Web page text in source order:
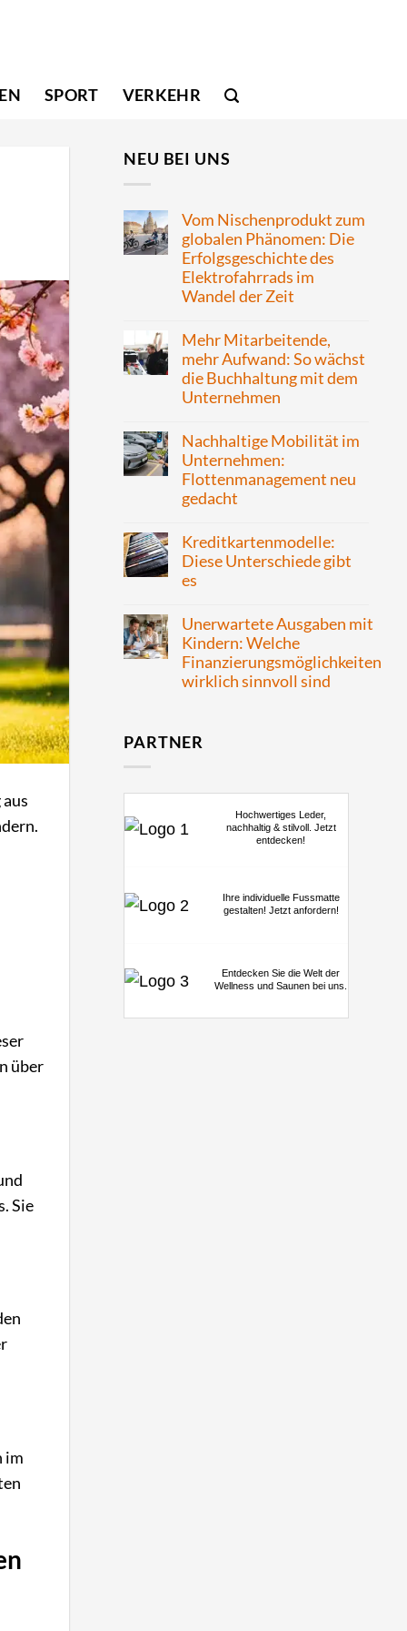
SPORT VERKEHR
über
Sie
im
NEU BEI UNS
Vom Nischenprodukt zum
globalen Phänomen: Die
Erfolgsgeschichte des
Elektrofahrrads im
Wandel der Zeit
Mehr Mitarbeitende,
mehr Aufwand: So wächst
die Buchhaltung mit dem
Unternehmen
Nachhaltige Mobilität im
Unternehmen:
Flottenmanagement neu
gedacht
Kreditkartenmodelle:
Diese Unterschiede gibt
es
Unerwartete Ausgaben mit
Kindern: Welche
Finanzierungsmöglichkeiten
wirklich sinnvoll sind
PARTNER
Hochwertiges Leder,
nachhaltig & stilvoll. Jetzt
entdecken!
Ihre individuelle Fussmatte
gestalten! Jetzt anfordern!
Entdecken Sie die Welt der
Wellness und Saunen bei uns.